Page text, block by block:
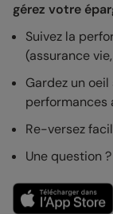
gérez votre
Suivez la
(assurance
Gardez un
performances
Re-versez
Une question